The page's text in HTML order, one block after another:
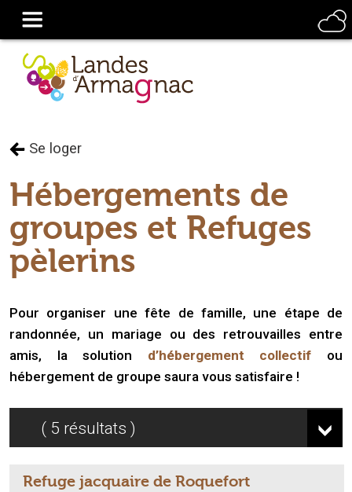
Se loger
Hébergements de
groupes et Refuges
pèlerins
Pour organiser une fête de famille, une étape de
randonnée, un mariage ou des retrouvailles entre
amis, la solution d’hébergement collectif ou
hébergement de groupe saura vous satisfaire !
5 résultats
Refuge jacquaire de Roquefort